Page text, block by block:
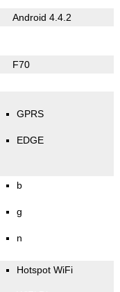
Android 4.4.2
F70
GPRS
EDGE
b
g
n
Hotspot WiFi